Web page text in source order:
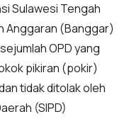
Sulawesi Tengah
Anggaran (Banggar)
OPD yang
pikiran (pokir)
tidak ditolak oleh
(SIPD)